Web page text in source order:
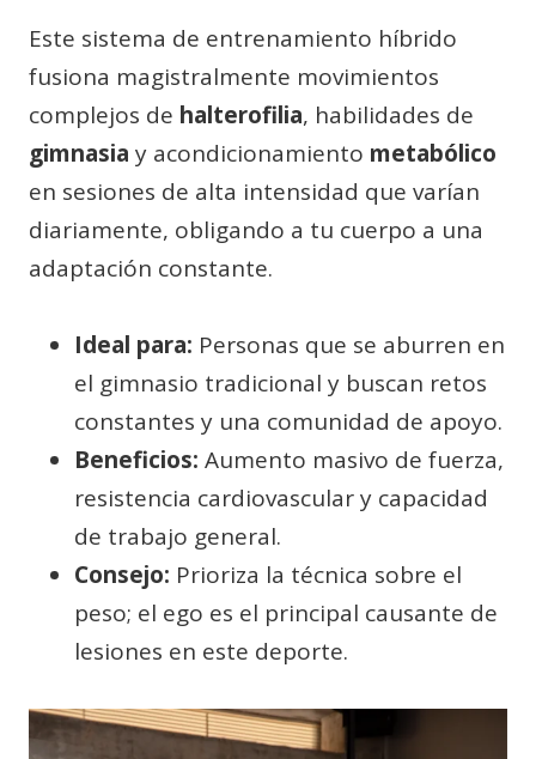
Este sistema de entrenamiento híbrido
fusiona magistralmente movimientos
complejos de halterofilia, habilidades de
gimnasia y acondicionamiento metabólico
en sesiones de alta intensidad que varían
diariamente, obligando a tu cuerpo a una
adaptación constante.
Ideal para: Personas que se aburren en
el gimnasio tradicional y buscan retos
constantes y una comunidad de apoyo.
Beneficios: Aumento masivo de fuerza,
resistencia cardiovascular y capacidad
de trabajo general.
Consejo: Prioriza la técnica sobre el
peso; el ego es el principal causante de
lesiones en este deporte.